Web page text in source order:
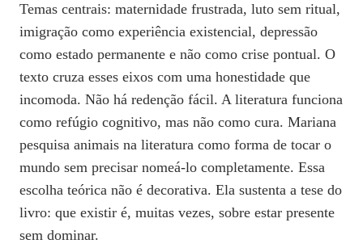
Temas centrais: maternidade frustrada, luto sem ritual,
imigração como experiência existencial, depressão
como estado permanente e não como crise pontual. O
texto cruza esses eixos com uma honestidade que
incomoda. Não há redenção fácil. A literatura funciona
como refúgio cognitivo, mas não como cura. Mariana
pesquisa animais na literatura como forma de tocar o
mundo sem precisar nomeá-lo completamente. Essa
escolha teórica não é decorativa. Ela sustenta a tese do
livro: que existir é, muitas vezes, sobre estar presente
sem dominar.